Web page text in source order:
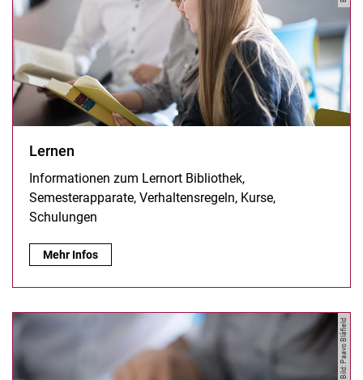
Lernen
Informationen zum Lernort Bibliothek,
Semesterapparate, Verhaltensregeln, Kurse,
Schulungen
Lernen:
Mehr Infos
Bild: Paavo Blåfield